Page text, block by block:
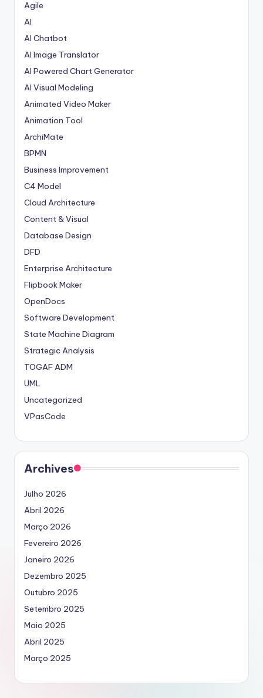
Agile
AI
AI Chatbot
AI Image Translator
AI Powered Chart Generator
AI Visual Modeling
Animated Video Maker
Animation Tool
ArchiMate
BPMN
Business Improvement
C4 Model
Cloud Architecture
Content & Visual
Database Design
DFD
Enterprise Architecture
Flipbook Maker
OpenDocs
Software Development
State Machine Diagram
Strategic Analysis
TOGAF ADM
UML
Uncategorized
VPasCode
Archives
Julho 2026
Abril 2026
Março 2026
Fevereiro 2026
Janeiro 2026
Dezembro 2025
Outubro 2025
Setembro 2025
Maio 2025
Abril 2025
Março 2025